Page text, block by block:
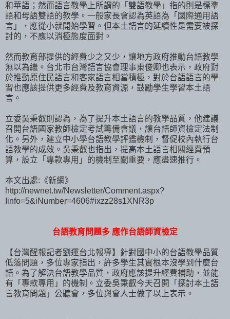
和華語；然而語言教學上所謂的「雙語教學」指的則是標準
語和母語雙語的教學。一般家長會認為英語為「國際通用語
言」，應從小就開始學習。但本土語言的延續性是需要被探
討的，不應以消極態度面對。
然而教育部提供的經費少之又少，讓地方政府推動台語教學
無以為繼。台北市台灣語言協會理事東俊卿也表示，政府對
於推動原住民語言和客家語言相當積極，對於台語語言的學
習也應該提供更多經費及教育資源，鼓勵學生學習本土語
言。
立委吳秉叡則認為，為了提升本土語言的教學品質，他建議
召開台語國家教師檢定考試籌備會議，讓台語師資檢定法制
化。另外，建立中小學台語教學評鑑機制，督促校內執行台
語教學的成效。吳秉叡也指出，提高本土語言相關經費預
算，設立「專款專用」的機制至關重要，應盡速推行。
本文出處:《新網》
http://newnet.tw/Newsletter/Comment.aspx?
Iinfo=5&iNumber=4606#ixzz28s1XNR3p
台語教育問題多 應作台語師資檢定
【台灣醒報記者劉運台北報導】針對國中小的台語教學品質
低落問題，多位專家指出，許多學生其實根本沒學到什麼台
語。為了解決台語教學品質，政府應該提升經費補助，並能
有「專款專用」的機制。立委吳秉叡今天召開「探討本土語
言教育問題」公聽會，多位與會人士做了以上表示。